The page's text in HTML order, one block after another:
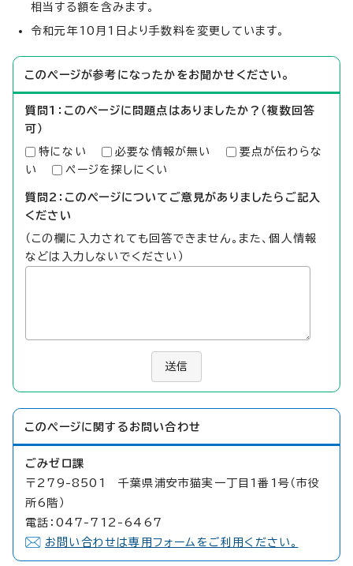
相当する額を含みます。
令和元年10月1日より手数料を変更しています。
このページが参考になったかをお聞かせください。
質問1：このページに問題点はありましたか？（複数回答
可）
特にない 必要な情報が無い
要点が伝わらな
い
ページを探しにくい
質問2：このページについてご意見がありましたらご記入
ください
（この欄に入力されても回答できません。また、個人情報
などは入力しないでください）
送信
このページに関する お問い合わせ
ごみゼロ課
〒279-8501 千葉県浦安市猫実一丁目1番1号（市役
所6階）
電話：047-712-6467
お問い合わせは専用フォームをご利用ください。